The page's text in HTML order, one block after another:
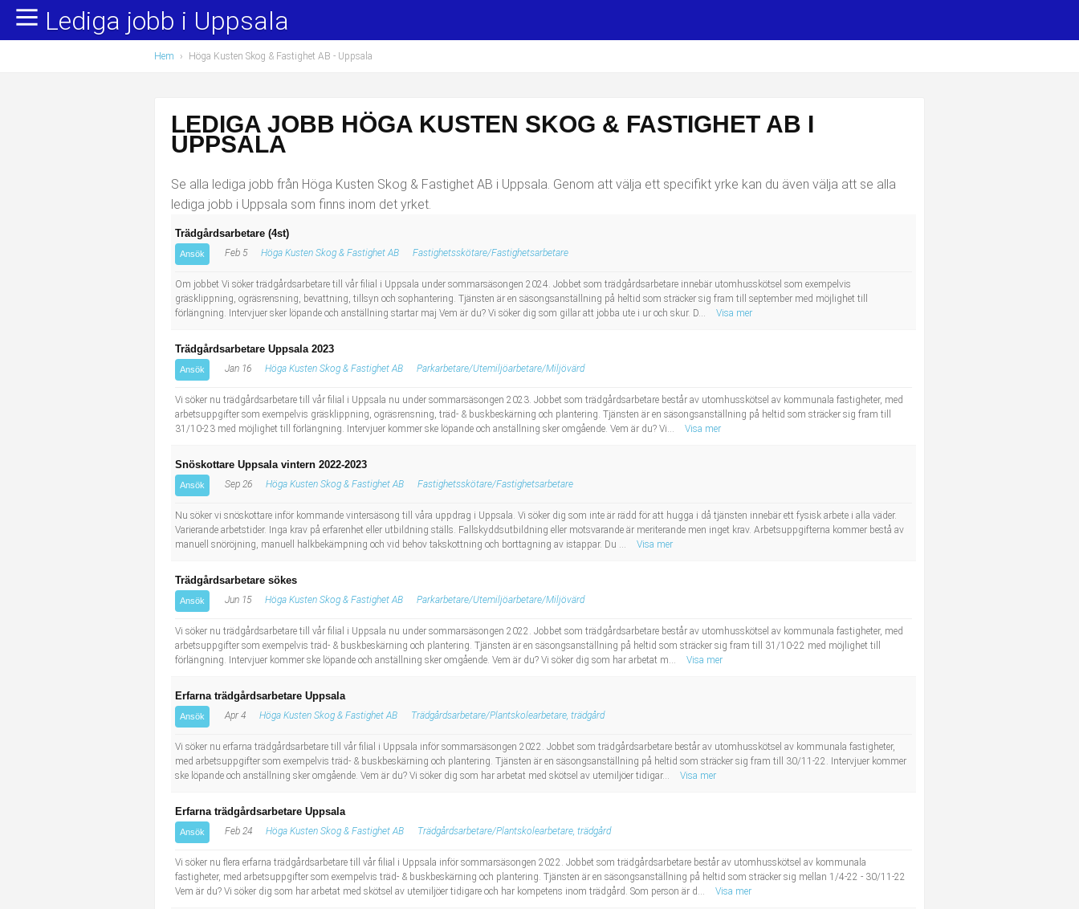
Yrkesområden
Administration, ekonomi, juridik
Chefer och verksamhetsledare
Hotell, restaurang, storhushåll
Installation, drift, underhåll
Naturvetenskapligt arbete
Sanering och renhållning
Populära jobb
Undersköterska, hemtjänst och äldreboende
Lärare i förskola/Förskollärare
Bussförare/Busschaufför
Behandlingsassistent/Socialpedagog
Tidningsbud/Tidningsdistributör
Lärare i fritidshem/Fritidspedagog
Läkarsekreterare/Vårdadmin/Medicinsk sekreterare
Informatör/Kommunikatör
Sjuksköterska, grundutbildad
Undersköterska, vård- o specialavd. o mottagning
Lediga jobb i Uppsala
Hem › Höga Kusten Skog & Fastighet AB - Uppsala
LEDIGA JOBB HÖGA KUSTEN SKOG & FASTIGHET AB I
UPPSALA
Se alla lediga jobb från Höga Kusten Skog & Fastighet AB i Uppsala. Genom att välja ett specifikt yrke kan du även välja att se alla
lediga jobb i Uppsala som finns inom det yrket.
Trädgårdsarbetare (4st)
Ansök Feb 5 Höga Kusten Skog & Fastighet AB Fastighetsskötare/Fastighetsarbetare
Om jobbet Vi söker trädgårdsarbetare till vår filial i Uppsala under sommarsäsongen 2024. Jobbet som trädgårdsarbetare innebär utomhusskötsel som exempelvis
gräsklippning, ogräsrensning, bevattning, tillsyn och sophantering. Tjänsten är en säsongsanställning på heltid som sträcker sig fram till september med möjlighet till
förlängning. Intervjuer sker löpande och anställning startar maj Vem är du? Vi söker dig som gillar att jobba ute i ur och skur. D...
Visa mer
Trädgårdsarbetare Uppsala 2023
Ansök Jan 16 Höga Kusten Skog & Fastighet AB Parkarbetare/Utemiljöarbetare/Miljövärd
Vi söker nu trädgårdsarbetare till vår filial i Uppsala nu under sommarsäsongen 2023. Jobbet som trädgårdsarbetare består av utomhusskötsel av kommunala fastigheter, med
arbetsuppgifter som exempelvis gräsklippning, ogräsrensning, träd- & buskbeskärning och plantering. Tjänsten är en säsongsanställning på heltid som sträcker sig fram till
31/10-23 med möjlighet till förlängning. Intervjuer kommer ske löpande och anställning sker omgående. Vem är du? Vi...
Visa mer
Snöskottare Uppsala vintern 2022-2023
Ansök Sep 26 Höga Kusten Skog & Fastighet AB Fastighetsskötare/Fastighetsarbetare
Nu söker vi snöskottare inför kommande vintersäsong till våra uppdrag i Uppsala. Vi söker dig som inte är rädd för att hugga i då tjänsten innebär ett fysisk arbete i alla väder.
Varierande arbetstider. Inga krav på erfarenhet eller utbildning ställs. Fallskyddsutbildning eller motsvarande är meriterande men inget krav. Arbetsuppgifterna kommer bestå av
manuell snöröjning, manuell halkbekämpning och vid behov takskottning och borttagning av istappar. Du ...
Visa mer
Trädgårdsarbetare sökes
Ansök Jun 15 Höga Kusten Skog & Fastighet AB Parkarbetare/Utemiljöarbetare/Miljövärd
Vi söker nu trädgårdsarbetare till vår filial i Uppsala nu under sommarsäsongen 2022. Jobbet som trädgårdsarbetare består av utomhusskötsel av kommunala fastigheter, med
arbetsuppgifter som exempelvis träd- & buskbeskärning och plantering. Tjänsten är en säsongsanställning på heltid som sträcker sig fram till 31/10-22 med möjlighet till
förlängning. Intervjuer kommer ske löpande och anställning sker omgående. Vem är du? Vi söker dig som har arbetat m...
Visa mer
Erfarna trädgårdsarbetare Uppsala
Ansök Apr 4 Höga Kusten Skog & Fastighet AB Trädgårdsarbetare/Plantskolearbetare, trädgård
Vi söker nu erfarna trädgårdsarbetare till vår filial i Uppsala inför sommarsäsongen 2022. Jobbet som trädgårdsarbetare består av utomhusskötsel av kommunala fastigheter,
med arbetsuppgifter som exempelvis träd- & buskbeskärning och plantering. Tjänsten är en säsongsanställning på heltid som sträcker sig fram till 30/11-22. Intervjuer kommer
ske löpande och anställning sker omgående. Vem är du? Vi söker dig som har arbetat med skötsel av utemiljöer tidigar...
Visa mer
Erfarna trädgårdsarbetare Uppsala
Ansök Feb 24 Höga Kusten Skog & Fastighet AB Trädgårdsarbetare/Plantskolearbetare, trädgård
Vi söker nu flera erfarna trädgårdsarbetare till vår filial i Uppsala inför sommarsäsongen 2022. Jobbet som trädgårdsarbetare består av utomhusskötsel av kommunala
fastigheter, med arbetsuppgifter som exempelvis träd- & buskbeskärning och plantering. Tjänsten är en säsongsanställning på heltid som sträcker sig mellan 1/4-22 - 30/11-22
Vem är du? Vi söker dig som har arbetat med skötsel av utemiljöer tidigare och har kompetens inom trädgård. Som person är d...
Visa mer